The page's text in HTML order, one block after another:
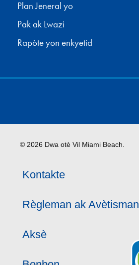
Plan Jeneral yo
Pak ak Lwazi
Rapòte yon enkyetid
© 2026 Dwa otè Vil Miami Beach.
Kontakte
Règleman ak Avètisman
Aksè